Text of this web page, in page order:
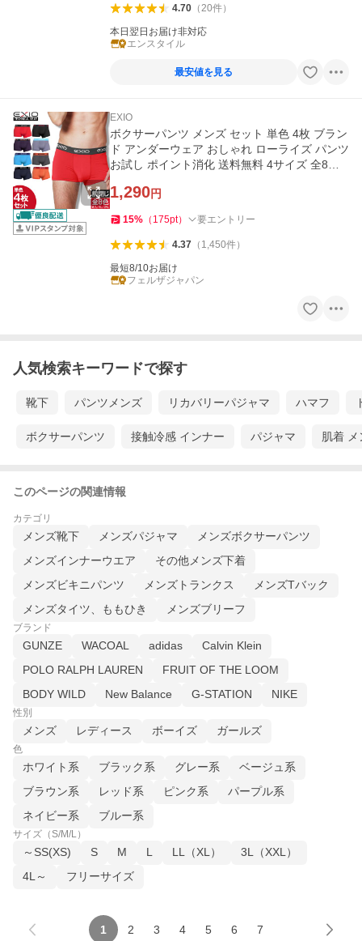
4.70（20件）
本日翌日お届け非対応
エンスタイル
最安値を見る
EXIO
ボクサーパンツ メンズ セット 単色 4枚 ブラン
ド アンダーウェア おしゃれ ローライズ パンツ
お試し ポイント消化 送料無料 4サイズ 全8色
1,290円
15% （ 175pt） 要エントリー
4.37（ 1,450件）
最短8/10お届け
フェルザジャパン
人気検索キーワードで探す
靴下 パンツメンズ リカバリーパジャマ ハマフ
ボクサーパンツ 接触冷感 インナー パジャマ 肌着 メ
このページの関連情報
カテゴリ
メンズ靴下 メンズパジャマ
メンズボクサーパンツ
メンズインナーウエア
その他メンズ下着
メンズビキニパンツ
メンズトランクス
メンズTバック
メンズタイツ、ももひき
メンズブリーフ
ブランド
GUNZE WACOAL adidas
Calvin Klein
POLO RALPH LAUREN
FRUIT OF THE LOOM
BODY WILD
New Balance G-STATION NIKE
性別
メンズ レディース ボーイズ ガールズ
色
ホワイト系 ブラック系 グレー系
ベージュ系
ブラウン系
レッド系 ピンク系
パープル系
ネイビー系
ブルー系
サイズ（S/M/L）
～SS(XS) S M L LL（XL）
3L（XXL）
4L～
フリーサイズ
1 2 3 4 5 6 7